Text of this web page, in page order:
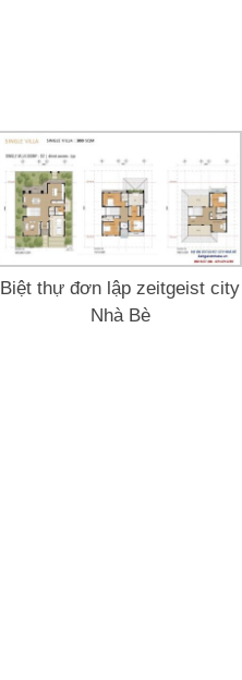
Biệt thự đơn lập zeitgeist city
Nhà Bè